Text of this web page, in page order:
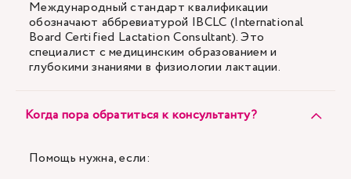
Международный стандарт квалификации
обозначают аббревиатурой IBCLC (International
Board Certified Lactation Consultant). Это
специалист с медицинским образованием и
глубокими знаниями в физиологии лактации.
Когда пора обратиться к консультанту?
Помощь нужна, если: